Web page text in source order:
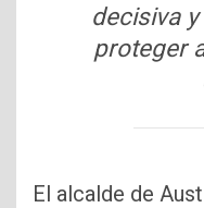
decisiva
proteger
El alcalde de